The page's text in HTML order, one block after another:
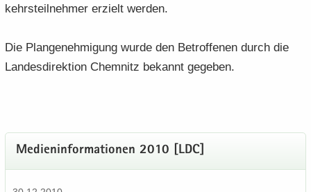
kehrs­teil­neh­mer er­zielt wer­den.
Die Plan­ge­neh­mi­gung wurde den Be­trof­fe­nen durch die
Lan­des­di­rek­ti­on Chem­nitz be­kannt ge­ge­ben.
Me­di­en­in­for­ma­tio­nen 2010 [LDC]